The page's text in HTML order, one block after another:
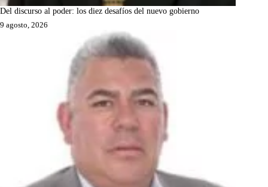
Del discurso al poder: los diez desafíos del nuevo gobierno
9 agosto, 2026